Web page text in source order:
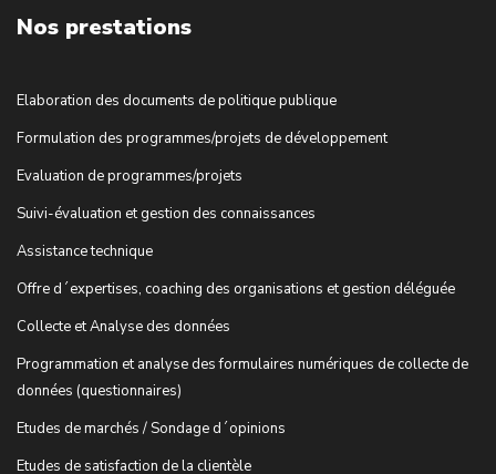
Nos prestations
Elaboration des documents de politique publique
Formulation des programmes/projets de développement
Evaluation de programmes/projets
Suivi-évaluation et gestion des connaissances
Assistance technique
Offre d´expertises, coaching des organisations et gestion déléguée
Collecte et Analyse des données
Programmation et analyse des formulaires numériques de collecte de
données (questionnaires)
Etudes de marchés / Sondage d´opinions
Etudes de satisfaction de la clientèle